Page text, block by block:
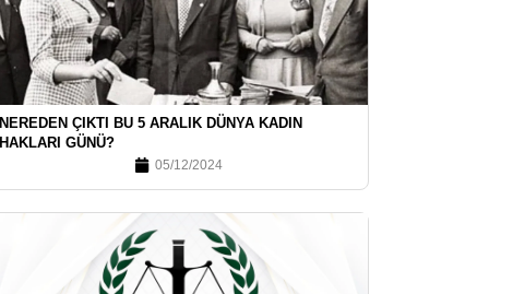
NEREDEN ÇIKTI BU 5 ARALIK DÜNYA KADIN
HAKLARI GÜNÜ?
05/12/2024